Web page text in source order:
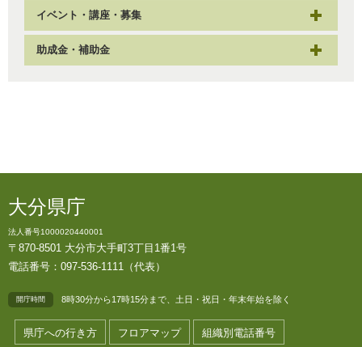
イベント・講座・募集
助成金・補助金
大分県庁
法人番号1000020440001
〒870-8501 大分市大手町3丁目1番1号
電話番号：097-536-1111（代表）
開庁時間 8時30分から17時15分まで、土日・祝日・年末年始を除く
県庁への行き方 フロアマップ 組織別電話番号